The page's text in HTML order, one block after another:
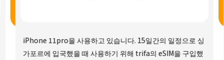
iPhone 11pro을 사용하고 있습니다. 15일간의 일정으로 싱
가포르에 입국했을 때 사용하기 위해 trifa의 eSIM을 구입했